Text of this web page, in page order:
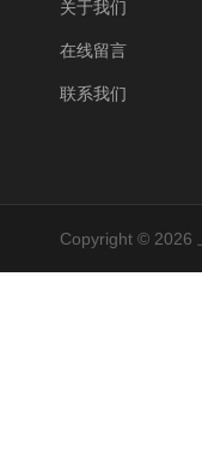
关于我们
在线留言
联系我们
Copyright © 2026